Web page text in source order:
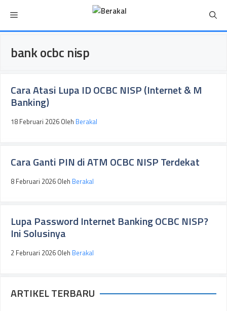
isi
Menu
bank ocbc nisp
Cara Atasi Lupa ID OCBC NISP (Internet & M
Banking)
18 Februari 2026 Oleh Berakal
Cara Ganti PIN di ATM OCBC NISP Terdekat
8 Februari 2026 Oleh Berakal
Lupa Password Internet Banking OCBC NISP?
Ini Solusinya
2 Februari 2026 Oleh Berakal
ARTIKEL TERBARU